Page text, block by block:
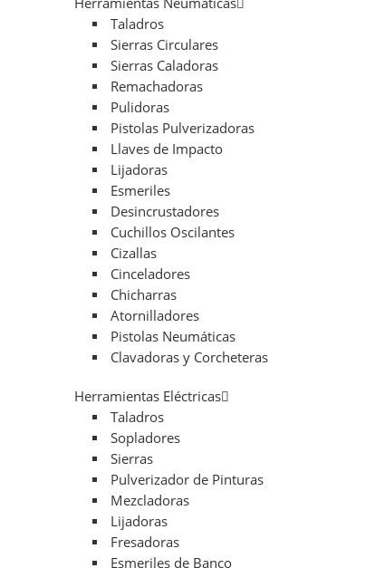
Taladros
Sierras Circulares
Sierras Caladoras
Remachadoras
Pulidoras
Pistolas Pulverizadoras
Llaves de Impacto
Lijadoras
Esmeriles
Desincrustadores
Cuchillos Oscilantes
Cizallas
Cinceladores
Chicharras
Atornilladores
Pistolas Neumáticas
Clavadoras y Corcheteras
Herramientas Eléctricas
Taladros
Sopladores
Sierras
Pulverizador de Pinturas
Mezcladoras
Lijadoras
Fresadoras
Esmeriles de Banco